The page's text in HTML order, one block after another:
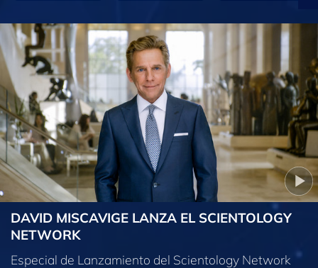
DAVID MISCAVIGE LANZA EL SCIENTOLOGY
NETWORK
Especial de Lanzamiento del Scientology Network